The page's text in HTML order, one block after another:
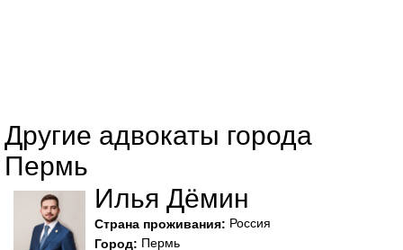
Другие адвокаты города
Пермь
Илья Дёмин
Страна проживания: Россия
Город: Пермь